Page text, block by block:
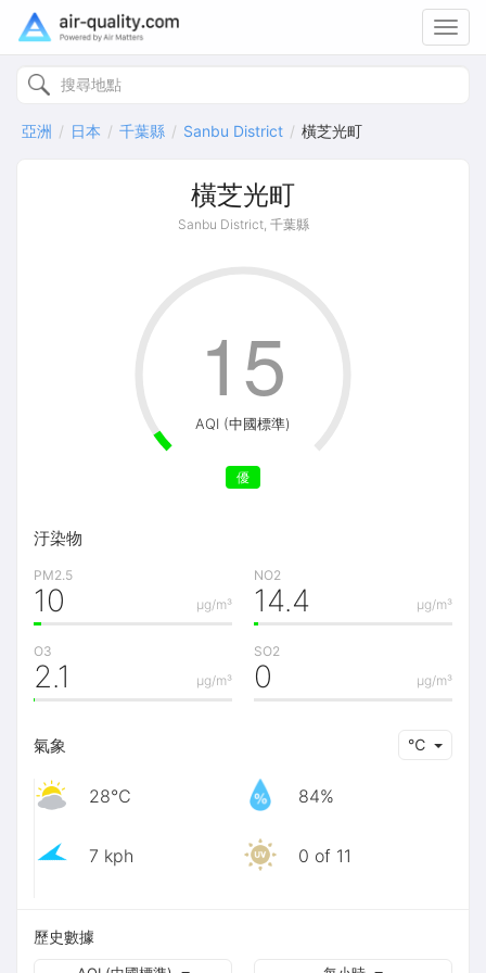
亞洲 日本 千葉縣 Sanbu District 橫芝光町
橫芝光町
Sanbu District, 千葉縣
AQI (中國標準)
優
15
汙染物
PM2.5
μg/m³
10
NO2
μg/m³
14.4
O3
μg/m³
2.1
SO2
μg/m³
0
氣象 ℃
28℃ 84%
7 kph 0 of 11
歷史數據